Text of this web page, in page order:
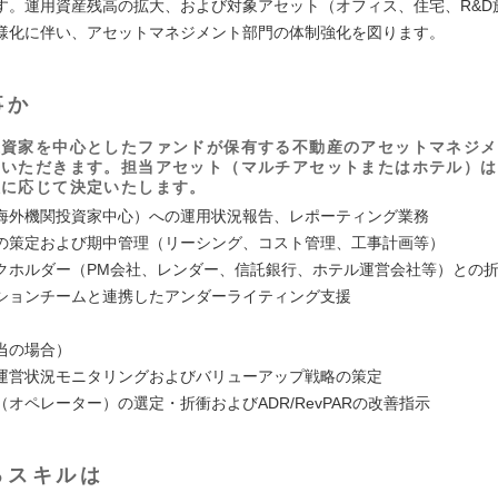
。運用資産残高の拡大、および対象アセット（オフィス、住宅、R&D
化に伴い、アセットマネジメント部門の体制強化を図ります。
か
家を中心としたファンドが保有する不動産のアセットマネジ
ただきます。担当アセット（マルチアセットまたはホテル）
応じて決定いたします。
外機関投資家中心）への運用状況報告、レポーティング業務
策定および期中管理（リーシング、コスト管理、工事計画等）
ホルダー（PM会社、レンダー、信託銀行、ホテル運営会社等）との
ョンチームと連携したアンダーライティング支援
場合）
営状況モニタリングおよびバリューアップ戦略の策定
オペレーター）の選定・折衝およびADR/RevPARの改善指示
キルは